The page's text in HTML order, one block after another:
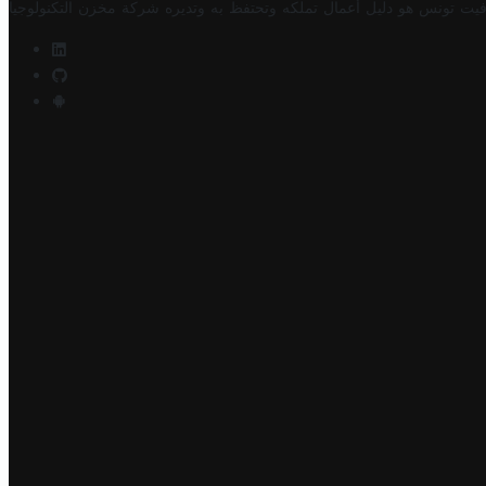
تونس هو دليل أعمال تملكه وتحتفظ به وتديره شركة مخزن التكنولوجيا